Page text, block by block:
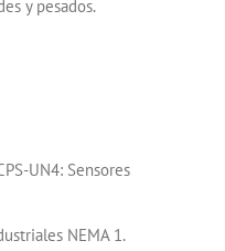
y pesados.
UN4: Sensores
NEMA 1.